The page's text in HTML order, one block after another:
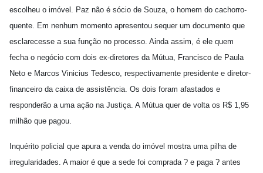
escolheu o imóvel. Paz não é sócio de Souza, o homem do cachorro-
quente. Em nenhum momento apresentou sequer um documento que
esclarecesse a sua função no processo. Ainda assim, é ele quem
fecha o negócio com dois ex-diretores da Mútua, Francisco de Paula
Neto e Marcos Vinicius Tedesco, respectivamente presidente e diretor-
financeiro da caixa de assistência. Os dois foram afastados e
responderão a uma ação na Justiça. A Mútua quer de volta os R$ 1,95
milhão que pagou.
Inquérito policial que apura a venda do imóvel mostra uma pilha de
irregularidades. A maior é que a sede foi comprada ? e paga ? antes